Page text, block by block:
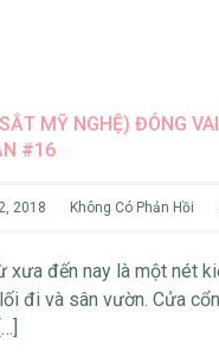
MỸ NGHỆ) ĐÓNG
#16
2018 Không Có Phản Hồi
xưa đến nay là một nét
đi và sân vườn. Cửa